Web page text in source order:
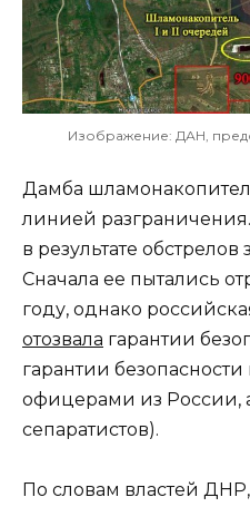
Изображение: ДАН,
Дамба
линией
в результате обстрелов
Сначала ее пытались
году, однако
отозвала гарантии
гарантии
офицерами из России,
сепаратистов).
По словам властей